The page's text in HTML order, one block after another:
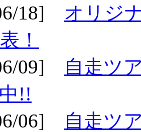
18] オリジ
！
09]
自走ツ
!!
06]
自走ツ